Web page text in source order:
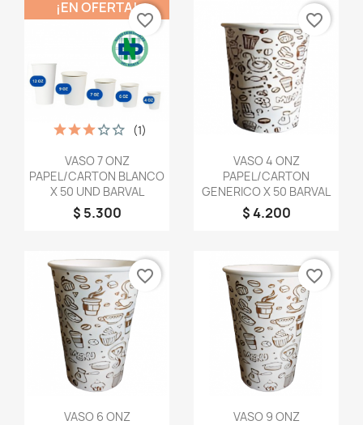
Vista rápida
VASO 7 ONZ
PAPEL/CARTON BLANCO
X 50 UND BARVAL
$ 5.300
(1)
¡EN OFERTA!
favorite_border
Vista rápida
VASO 4 ONZ
PAPEL/CARTON
GENERICO X 50 BARVAL
$ 4.200
favorite_border
Vista rápida
VASO 6 ONZ
favorite_border
Vista rápida
VASO 9 ONZ
favorite_border